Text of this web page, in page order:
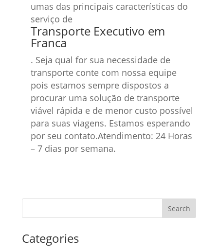
umas das principais características do
serviço de
Transporte Executivo em
Franca
. Seja qual for sua necessidade de
transporte conte com nossa equipe
pois estamos sempre dispostos a
procurar uma solução de transporte
viável rápida e de menor custo possível
para suas viagens. Estamos esperando
por seu contato.Atendimento: 24 Horas
– 7 dias por semana.
Categories